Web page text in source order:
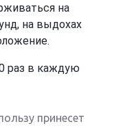
на
на выдохах
раз в каждую
принесет